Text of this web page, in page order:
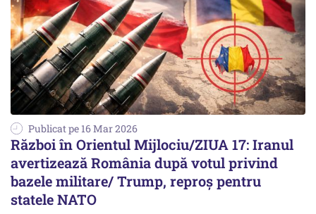
Publicat pe 16 Mar 2026
Război în Orientul Mijlociu/ZIUA 17: Iranul
avertizează România după votul privind
bazele militare/ Trump, reproș pentru
statele NATO